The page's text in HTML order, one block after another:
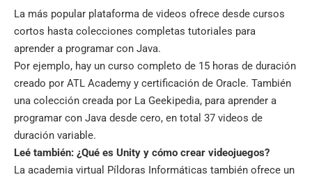
La más popular plataforma de videos ofrece desde cursos
cortos hasta colecciones completas tutoriales para
aprender a programar con Java.
Por ejemplo, hay un curso completo de 15 horas de duración
creado por ATL Academy y certificación de Oracle. También
una colección creada por La Geekipedia, para aprender a
programar con Java desde cero, en total 37 videos de
duración variable.
Leé también: ¿Qué es Unity y cómo crear videojuegos?
La academia virtual Píldoras Informáticas también ofrece un